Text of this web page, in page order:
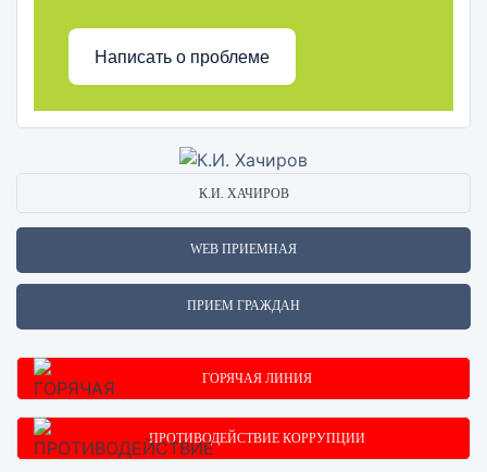
Написать о проблеме
К.И. ХАЧИРОВ
WEB ПРИЕМНАЯ
ПРИЕМ ГРАЖДАН
ГОРЯЧАЯ ЛИНИЯ
ПРОТИВОДЕЙСТВИЕ КОРРУПЦИИ